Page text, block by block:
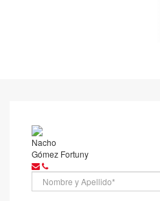
Nacho
Gómez Fortuny